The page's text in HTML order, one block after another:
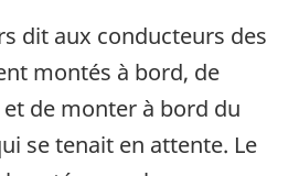
dit aux conducteurs des
montés à bord, de
de monter à bord du
se tenait en attente. Le